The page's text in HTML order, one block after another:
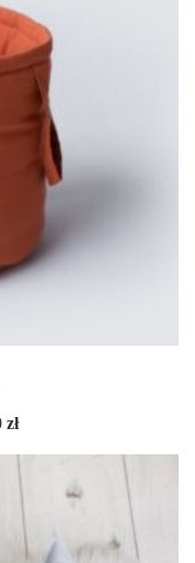
złZakres
od
109.00 zł